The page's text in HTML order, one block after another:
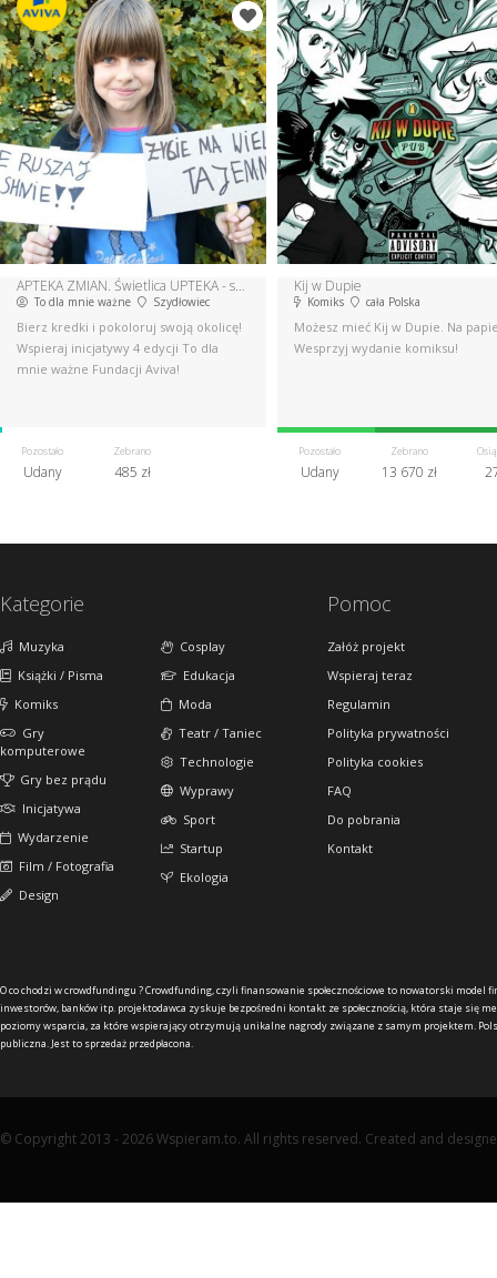
APTEKA ZMIAN. Świetlica UPTEKA - suplementy na aktywność.
To dla mnie ważne Szydłowiec
Bierz kredki i pokoloruj swoją okolicę!
Wspieraj inicjatywy 4 edycji To dla
mnie ważne Fundacji Aviva!
Pozostało
Udany
Zebrano
485 zł
Kij w Dupie
Komiks cała Polska
Możesz mieć Kij w Dupie. Na
Wesprzyj wydanie komiksu!
Pozostało
Udany
Zebrano
13 670 zł
Kategorie
Muzyka
Książki / Pisma
Komiks
Gry
komputerowe
Gry bez prądu
Inicjatywa
Wydarzenie
Film / Fotografia
Design
Cosplay
Edukacja
Moda
Teatr / Taniec
Technologie
Wyprawy
Sport
Startup
Ekologia
Pomoc
Załóż projekt
Wspieraj teraz
Regulamin
Polityka prywatności
Polityka cookies
FAQ
Do pobrania
Kontakt
O co chodzi w crowdfundingu ?Crowdfunding, czyli finansowanie społecznościowe to nowatorski model
inwestorów, banków itp. projektodawca zyskuje bezpośredni kontakt ze społecznością, która staje się
poziomy wsparcia, za które wspierający otrzymują unikalne nagrody związane z samym projektem.
publiczna. Jest to sprzedaż przedpłacona.
© Copyright 2013 - 2026 Wspieram.to. All rights reserved. Created and